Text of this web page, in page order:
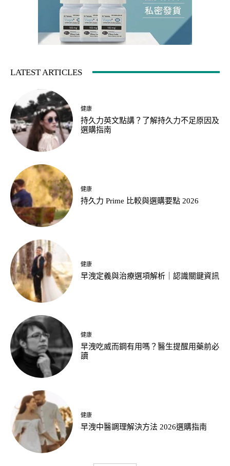
LATEST ARTICLES
健康
持久力英文點講？了解持久力不足原因及
選購指南
健康
持久力 Prime 比較與選購要點 2026
健康
早洩定義與治療選項解析｜認識關鍵資訊
健康
早洩吃威而鋼有用嗎？醫生提醒用藥前必
讀
健康
早洩中醫調理解決方法 2026選購指南